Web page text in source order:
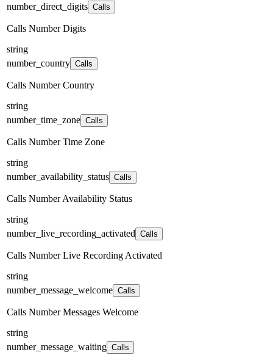
number_direct_digits Calls
Calls Number Digits
string
number_country Calls
Calls Number Country
string
number_time_zone Calls
Calls Number Time Zone
string
number_availability_status Calls
Calls Number Availability Status
string
number_live_recording_activated Calls
Calls Number Live Recording Activated
string
number_message_welcome Calls
Calls Number Messages Welcome
string
number_message_waiting Calls